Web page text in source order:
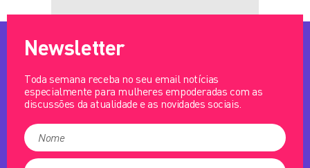
Newsletter
Toda semana receba no seu email notícias
especialmente para mulheres empoderadas com as
discussões da atualidade e as novidades sociais.